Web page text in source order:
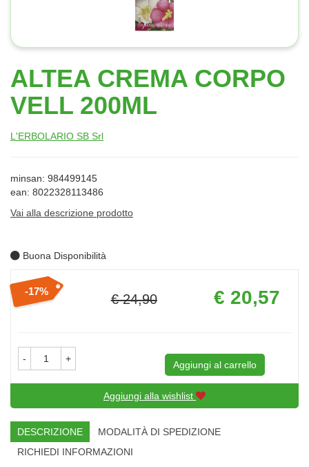
ALTEA CREMA CORPO
VELL 200ML
L'ERBOLARIO SB Srl
minsan: 984499145
ean: 8022328113486
Vai alla descrizione prodotto
Buona Disponibilità
Sconto
17%
€ 24,90
Prezzo
scontato
€ 20,57
- +
Aggiungi al carrello
Aggiungi alla wishlist
DESCRIZIONE
MODALITÀ DI SPEDIZIONE
RICHIEDI INFORMAZIONI